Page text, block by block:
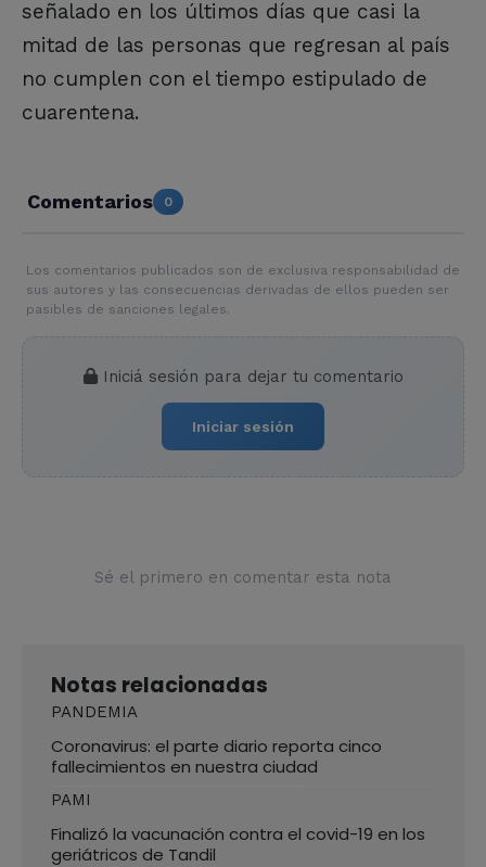
señalado en los últimos días que casi la
mitad de las personas que regresan al país
no cumplen con el tiempo estipulado de
cuarentena.
Comentarios 0
Los comentarios publicados son de exclusiva responsabilidad de
sus autores y las consecuencias derivadas de ellos pueden ser
pasibles de sanciones legales.
Iniciá sesión para dejar tu comentario
Iniciar sesión
Sé el primero en comentar esta nota
Notas relacionadas
PANDEMIA
Coronavirus: el parte diario reporta cinco
fallecimientos en nuestra ciudad
PAMI
Finalizó la vacunación contra el covid-19 en los
geriátricos de Tandil